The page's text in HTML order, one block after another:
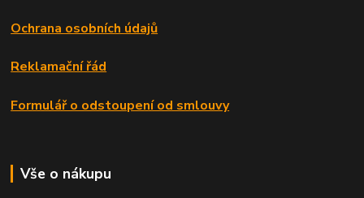
Ochrana osobních údajů
Reklamační řád
Formulář o odstoupení od smlouvy
Vše o nákupu